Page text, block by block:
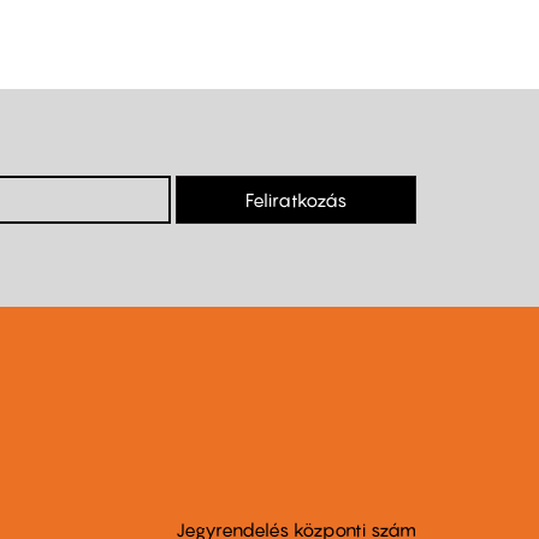
Feliratkozás
Jegyrendelés központi szám